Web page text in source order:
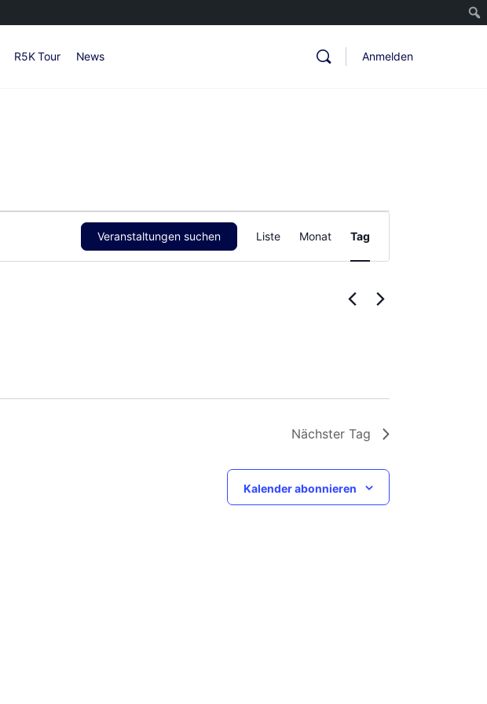
R5K Tour News Anmelden
Veranstaltungen suchen
Ansichten-
Navigation
Liste Monat Tag
Nächster Tag
Kalender abonnieren